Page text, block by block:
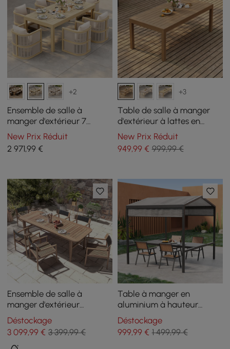
+2
Ensemble de salle à
manger d'extérieur 7
pièces Wevara en corde
tressée avec 6 chaises en
couleur naturelle
New Prix Réduit
2 971,99 €
+3
Table de salle à manger
d'extérieur à lattes en
aluminium finition noyer
Wevara
New Prix Réduit
949,99€ 999,99 €
Ensemble de salle à
manger d'extérieur
moderne 7 pièces avec
table et chaise en bois
naturel
Déstockage
3 099,99 € 3 399,99 €
Table à manger en
aluminium à hauteur
réglable pour patio
extérieur avec auvent
convertible en table de bar
Déstockage
999,99€ 1 499,99 €